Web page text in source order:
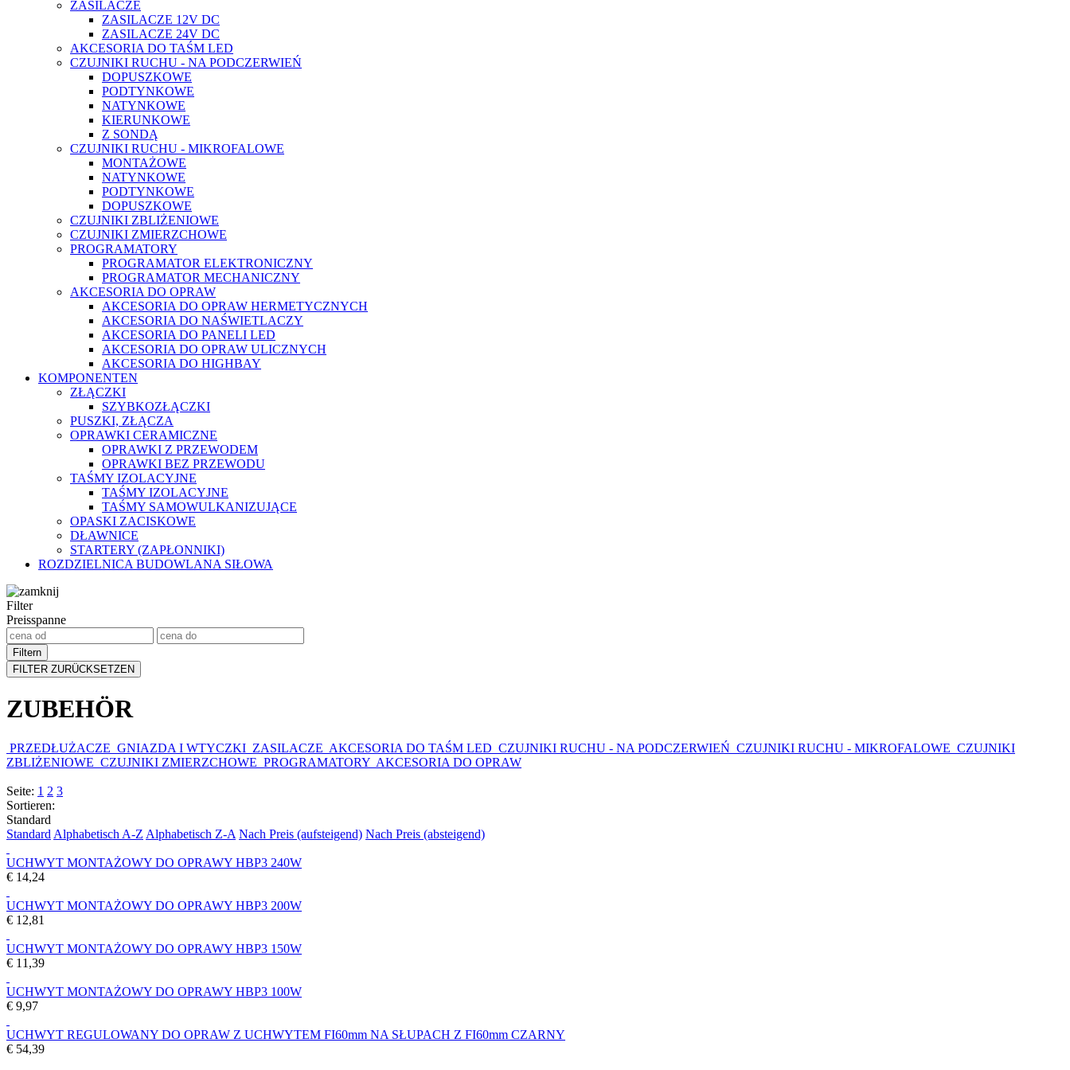
ZASILACZE
ZASILACZE 12V DC
ZASILACZE 24V DC
AKCESORIA DO TAŚM LED
CZUJNIKI RUCHU - NA PODCZERWIEŃ
DOPUSZKOWE
PODTYNKOWE
NATYNKOWE
KIERUNKOWE
Z SONDĄ
CZUJNIKI RUCHU - MIKROFALOWE
MONTAŻOWE
NATYNKOWE
PODTYNKOWE
DOPUSZKOWE
CZUJNIKI ZBLIŻENIOWE
CZUJNIKI ZMIERZCHOWE
PROGRAMATORY
PROGRAMATOR ELEKTRONICZNY
PROGRAMATOR MECHANICZNY
AKCESORIA DO OPRAW
AKCESORIA DO OPRAW HERMETYCZNYCH
AKCESORIA DO NAŚWIETLACZY
AKCESORIA DO PANELI LED
AKCESORIA DO OPRAW ULICZNYCH
AKCESORIA DO HIGHBAY
KOMPONENTEN
ZŁĄCZKI
SZYBKOZŁĄCZKI
PUSZKI, ZŁĄCZA
OPRAWKI CERAMICZNE
OPRAWKI Z PRZEWODEM
OPRAWKI BEZ PRZEWODU
TAŚMY IZOLACYJNE
TAŚMY IZOLACYJNE
TAŚMY SAMOWULKANIZUJĄCE
OPASKI ZACISKOWE
DŁAWNICE
STARTERY (ZAPŁONNIKI)
ROZDZIELNICA BUDOWLANA SIŁOWA
Filter
Preisspanne
ZUBEHÖR
PRZEDŁUŻACZE GNIAZDA I WTYCZKI ZASILACZE AKCESORIA DO TAŚM LED CZUJNIKI RUCHU - NA PODCZERWIEŃ CZUJNIKI RUCHU - MIKROFALOWE CZUJNIKI
ZBLIŻENIOWE CZUJNIKI ZMIERZCHOWE PROGRAMATORY AKCESORIA DO OPRAW
Seite: 1 2 3
Sortieren:
Standard
Standard Alphabetisch A-Z Alphabetisch Z-A Nach Preis (aufsteigend) Nach Preis (absteigend)
UCHWYT MONTAŻOWY DO OPRAWY HBP3 240W
€ 14,24
UCHWYT MONTAŻOWY DO OPRAWY HBP3 200W
€ 12,81
UCHWYT MONTAŻOWY DO OPRAWY HBP3 150W
€ 11,39
UCHWYT MONTAŻOWY DO OPRAWY HBP3 100W
€ 9,97
UCHWYT REGULOWANY DO OPRAW Z UCHWYTEM FI60mm NA SŁUPACH Z FI60mm CZARNY
€ 54,39